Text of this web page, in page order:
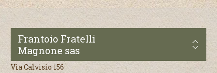
Frantoio Fratelli
Magnone sas
Via Calvisio 156